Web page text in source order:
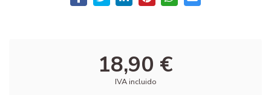
18,90 €
IVA incluido